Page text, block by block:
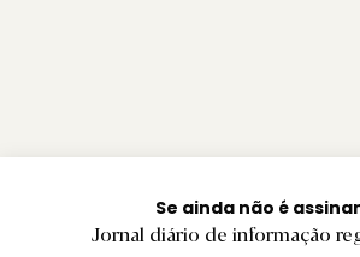
Se ainda não é
Jornal diário de informação